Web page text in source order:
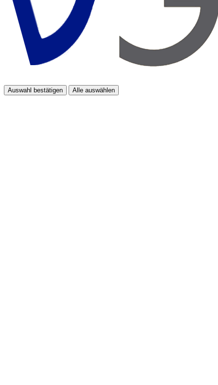
Auswahl bestätigen Alle auswählen